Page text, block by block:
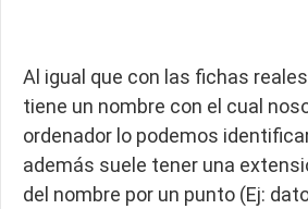
Al igual que con las fichas
tiene un nombre con el cual
ordenador lo podemos
además suele tener una
del nombre por un punto (Ej: